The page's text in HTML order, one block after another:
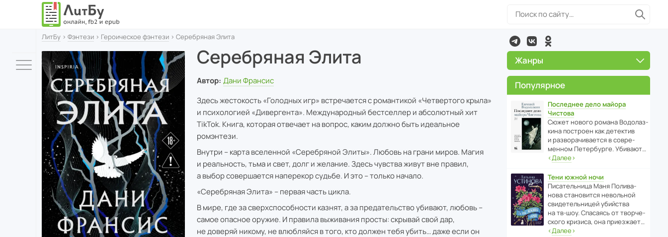
ЛитБу › Фэнтези › Героическое фэнтези › Серебряная Элита
Серебряная Элита
Автор: Дани Франсис
Здесь жестокость «Голодных игр» встречается с романтикой «Четвертого крыла»
и психологией «Дивергента». Международный бестселлер и абсолютный хит
TikTok. Книга, которая отвечает на вопрос, каким должно быть идеальное
ромэнтези.
Внутри – карта вселенной «Серебряной Элиты». Любовь на грани миров. Магия
и реальность, тьма и свет, долг и желание. Здесь чувства живут вне правил,
а выбор совершается наперекор судьбе. И это – только начало.
«Серебряная Элита» – первая часть цикла.
В мире, где за сверхспособности казнят, а за предательство убивают, любовь –
самое опасное оружие. И правила выживания просты: скрывай свой дар,
не доверяй никому, не влюбляйся в того, кто должен тебя убить… даже если он
Жанры
Популярное
Последнее дело майора
Чистова
Сюжет нового романа Водо­ла­з­
кина пост­роен как дете­ктив
и разво­ра­чи­ва­ется в совре­
менном Пете­р­бурге. Убивают…
‹Далее›
Тени южной ночи
Писа­тель­ница Маня Поли­ва­
нова стано­вится невольной
свиде­тель­ницей убийства
на тв-шоу. Спасаясь от твор­че­
с­кого кризиса, она приезжает…
‹Далее›